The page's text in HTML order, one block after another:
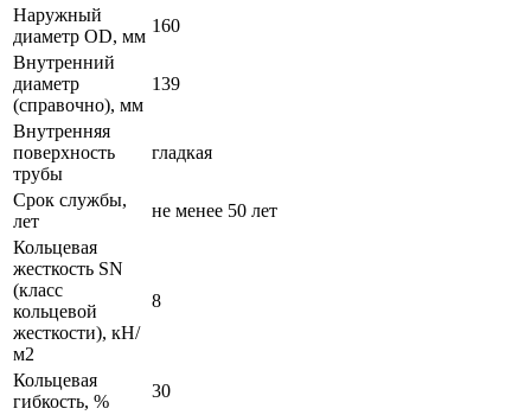
Наружный
диаметр OD, мм
160
Внутренний
диаметр
(справочно), мм
139
Внутренняя
поверхность
трубы
гладкая
Срок службы,
лет
не менее 50 лет
Кольцевая
жесткость SN
(класс
кольцевой
жесткости), кН/
м2
8
Кольцевая
гибкость, %
30